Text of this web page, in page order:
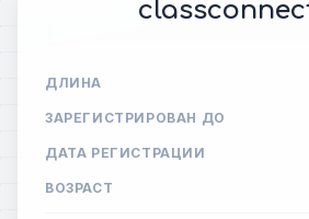
ДЛИНА
ЗАРЕГИСТРИРОВАН ДО
ДАТА РЕГИСТРАЦИИ
ВОЗРАСТ